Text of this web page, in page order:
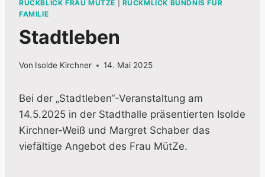
RÜCKBLICK FRAU MÜTZE
RÜCKMLICK BÜNDNIS FÜR
FAMILIE
Stadtleben
Von Isolde Kirchner 14. Mai 2025
Bei der „Stadtleben“-Veranstaltung am
14.5.2025 in der Stadthalle präsentierten Isolde
Kirchner-Weiß und Margret Schaber das
viefältige Angebot des Frau MütZe.